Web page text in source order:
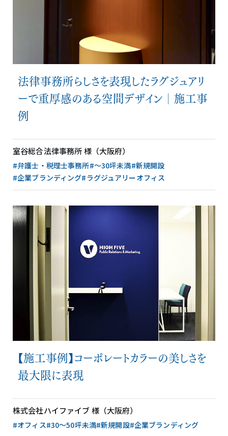
法律事務所らしさを表現したラグジュアリ
ーで重厚感のある空間デザイン│施工事
例
室谷総合法律事務所 様（大阪府）
#弁護士・税理士事務所#〜30坪未満#新規開設
#企業ブランディング#ラグジュアリーオフィス
【施工事例】コーポレートカラーの美しさを
最大限に表現
株式会社ハイファイブ 様（大阪府）
#オフィス#30〜50坪未満#新規開設#企業ブランディング